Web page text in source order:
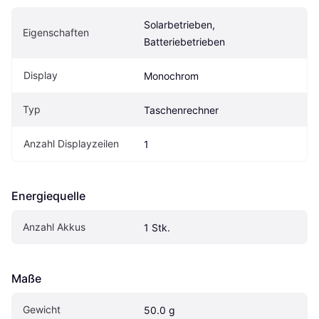
Eigenschaften
Solarbetrieben,
Batteriebetrieben
Display Monochrom
Typ Taschenrechner
Anzahl Displayzeilen 1
Energiequelle
Anzahl Akkus 1 Stk.
Maße
Gewicht 50.0 g